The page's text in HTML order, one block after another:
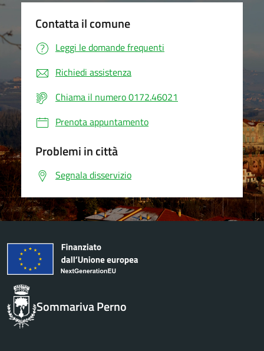
Contatta il comune
Leggi le domande frequenti
Richiedi assistenza
Chiama il numero 0172.46021
Prenota appuntamento
Problemi in città
Segnala disservizio
Sommariva Perno